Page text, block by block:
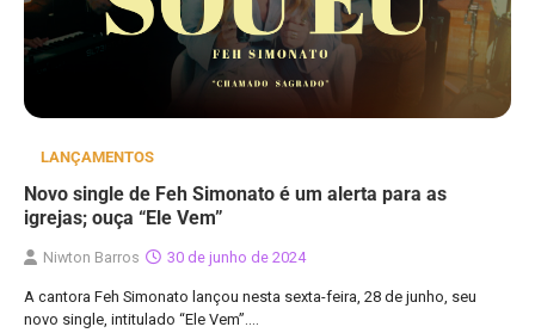
LANÇAMENTOS
Novo single de Feh Simonato é um alerta para as
igrejas; ouça “Ele Vem”
Niwton Barros 30 de junho de 2024
A cantora Feh Simonato lançou nesta sexta-feira, 28 de junho, seu
novo single, intitulado “Ele Vem”.…